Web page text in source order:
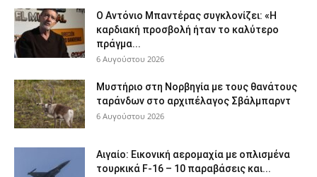
Ο Αντόνιο Μπαντέρας συγκλονίζει: «Η
καρδιακή προσβολή ήταν το καλύτερο
πράγμα...
6 Αυγούστου 2026
Μυστήριο στη Νορβηγία με τους θανάτους
ταράνδων στο αρχιπέλαγος Σβάλμπαρντ
6 Αυγούστου 2026
Αιγαίο: Εικονική αερομαχία με οπλισμένα
τουρκικά F-16 – 10 παραβάσεις και...